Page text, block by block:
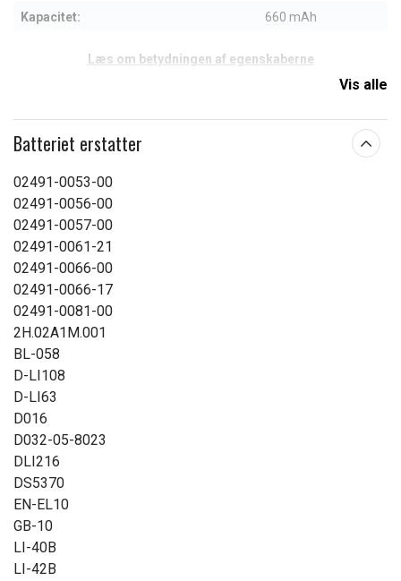
Kapacitet: 660 mAh
Læs om betydningen af egenskaberne
Vis alle
Batteriet erstatter
02491-0053-00
02491-0056-00
02491-0057-00
02491-0061-21
02491-0066-00
02491-0066-17
02491-0081-00
2H.02A1M.001
BL-058
D-LI108
D-LI63
D016
D032-05-8023
DLI216
DS5370
EN-EL10
GB-10
LI-40B
LI-42B